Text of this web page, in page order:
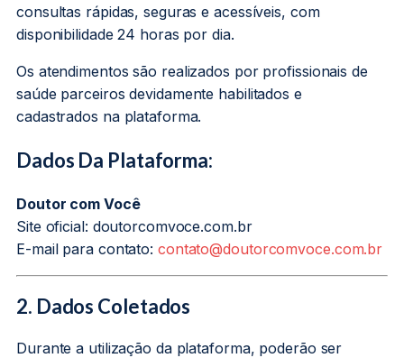
consultas rápidas, seguras e acessíveis, com
disponibilidade 24 horas por dia.
Os atendimentos são realizados por profissionais de
saúde parceiros devidamente habilitados e
cadastrados na plataforma.
Dados Da Plataforma:
Doutor com Você
Site oficial: doutorcomvoce.com.br
E-mail para contato: contato@doutorcomvoce.com.br
2. Dados Coletados
Durante a utilização da plataforma, poderão ser